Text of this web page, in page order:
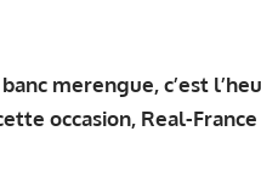
merengue, c’est
occasion, Real-